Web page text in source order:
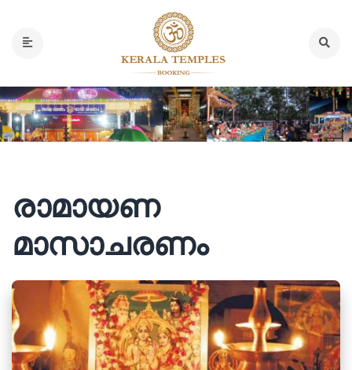
രാമായണ
മാസാചരണം